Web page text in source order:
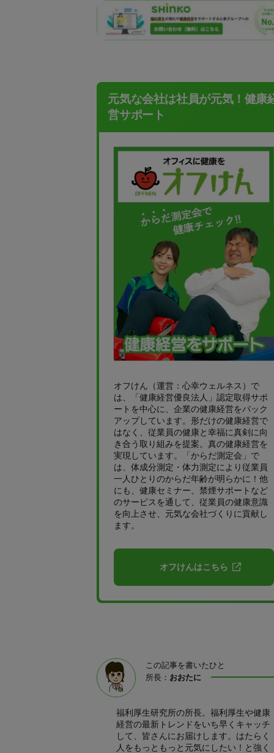
元気な会社は社員が元気！健康
営サポート
オフけん（運営：心幸ウェルネス）で
は、「健康経営優良法人」認定取得サポ
ートを中心に、企業の健康経営をバック
アップしています。形だけの健康経営で
はなく、従業員の健康と幸福に真剣に向
き合う取り組みを提案。真の健康経営を
実現しています。「からだ測定会」で
は、体成分測定・体力測定により従業員
一人ひとりのからだ年齢が明らかに！他
にも、健康セミナー、禁煙サポートなど
のサービスを通して、従業員の健康意識
を向上させ、元気な会社づくりに貢献し
ます。
オフけんはこちら
この記事を書いたひと
所長： おおたに
福利厚生研究所の所長。福利厚生や健康
経営の最新トレンドをいち早くキャッチ
して、皆さんにお届けします。はたらく
人をもっともっと元気にしたい！と強く